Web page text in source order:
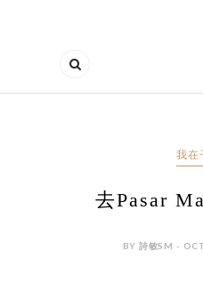
我在
去Pasar
BY 詩敏SM -